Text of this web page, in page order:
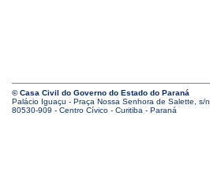
© Casa Civil do Governo do Estado do Paraná
Palácio Iguaçu - Praça Nossa Senhora de Salette, s/n
80530-909 - Centro Cívico - Curitiba - Paraná